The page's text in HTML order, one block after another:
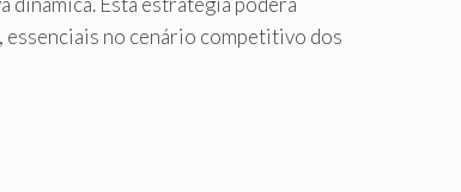
essenciais no cenário competitivo dos